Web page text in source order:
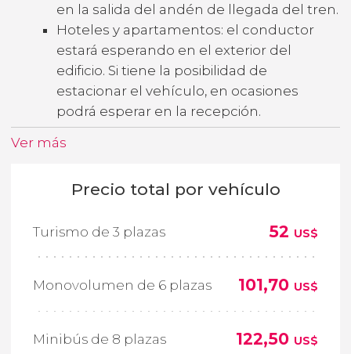
en la salida del andén de llegada del tren.
Hoteles y apartamentos: el conductor
estará esperando en el exterior del
edificio. Si tiene la posibilidad de
estacionar el vehículo, en ocasiones
podrá esperar en la recepción.
Ver más
Precio total por vehículo
Turismo de 3 plazas 52 US$
Monovolumen de 6 plazas 101,70 US$
Minibús de 8 plazas 122,50 US$